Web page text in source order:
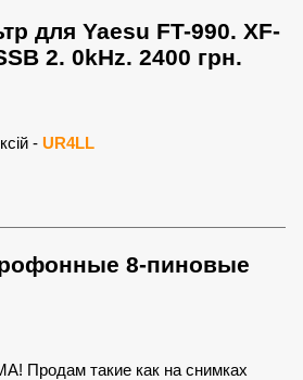
для Yaesu FT-990. XF-
2. 0kHz. 2400 грн.
- UR4LL
8-пиновые
Продам такие как на снимках